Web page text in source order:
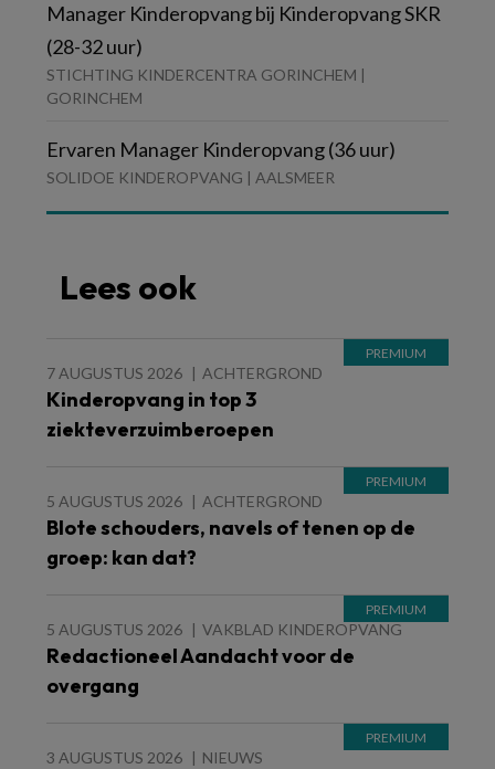
Manager Kinderopvang bij Kinderopvang SKR
(28-32 uur)
STICHTING KINDERCENTRA GORINCHEM |
GORINCHEM
Ervaren Manager Kinderopvang (36 uur)
SOLIDOE KINDEROPVANG | AALSMEER
Lees ook
7 AUGUSTUS 2026 ACHTERGROND
Kinderopvang in top 3
ziekteverzuimberoepen
5 AUGUSTUS 2026 ACHTERGROND
Blote schouders, navels of tenen op de
groep: kan dat?
5 AUGUSTUS 2026 VAKBLAD KINDEROPVANG
Redactioneel Aandacht voor de
overgang
3 AUGUSTUS 2026 NIEUWS